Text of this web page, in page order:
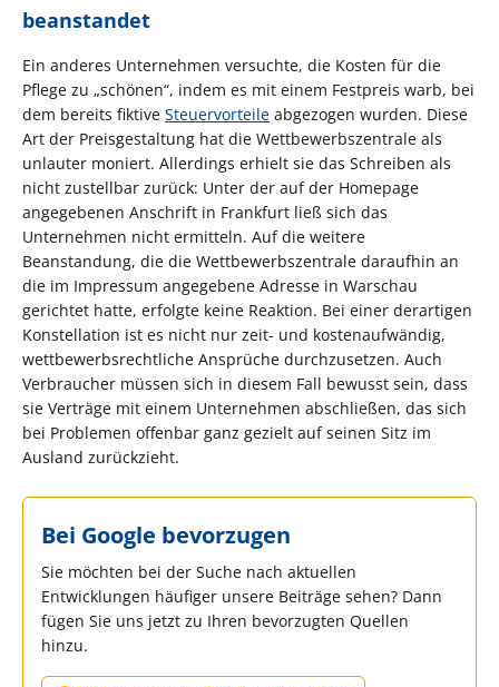
beanstandet
Ein anderes Unternehmen versuchte, die Kosten für die
Pflege zu „schönen“, indem es mit einem Festpreis warb, bei
dem bereits fiktive Steuervorteile abgezogen wurden. Diese
Art der Preisgestaltung hat die Wettbewerbszentrale als
unlauter moniert. Allerdings erhielt sie das Schreiben als
nicht zustellbar zurück: Unter der auf der Homepage
angegebenen Anschrift in Frankfurt ließ sich das
Unternehmen nicht ermitteln. Auf die weitere
Beanstandung, die die Wettbewerbszentrale daraufhin an
die im Impressum angegebene Adresse in Warschau
gerichtet hatte, erfolgte keine Reaktion. Bei einer derartigen
Konstellation ist es nicht nur zeit- und kostenaufwändig,
wettbewerbsrechtliche Ansprüche durchzusetzen. Auch
Verbraucher müssen sich in diesem Fall bewusst sein, dass
sie Verträge mit einem Unternehmen abschließen, das sich
bei Problemen offenbar ganz gezielt auf seinen Sitz im
Ausland zurückzieht.
Bei Google bevorzugen
Sie möchten bei der Suche nach aktuellen
Entwicklungen häufiger unsere Beiträge sehen? Dann
fügen Sie uns jetzt zu Ihren bevorzugten Quellen
hinzu.